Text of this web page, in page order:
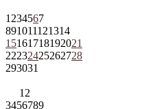
1 234567
891011121314
15161718192021
22232425262728
293031
1 2
3456789